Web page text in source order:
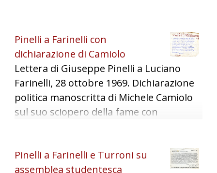
Pinelli a Farinelli con
dichiarazione di Camiolo
Lettera di Giuseppe Pinelli a Luciano
Farinelli, 28 ottobre 1969. Dichiarazione
politica manoscritta di Michele Camiolo
sul suo sciopero della fame con
Pinelli a Farinelli e Turroni su
assemblea studentesca